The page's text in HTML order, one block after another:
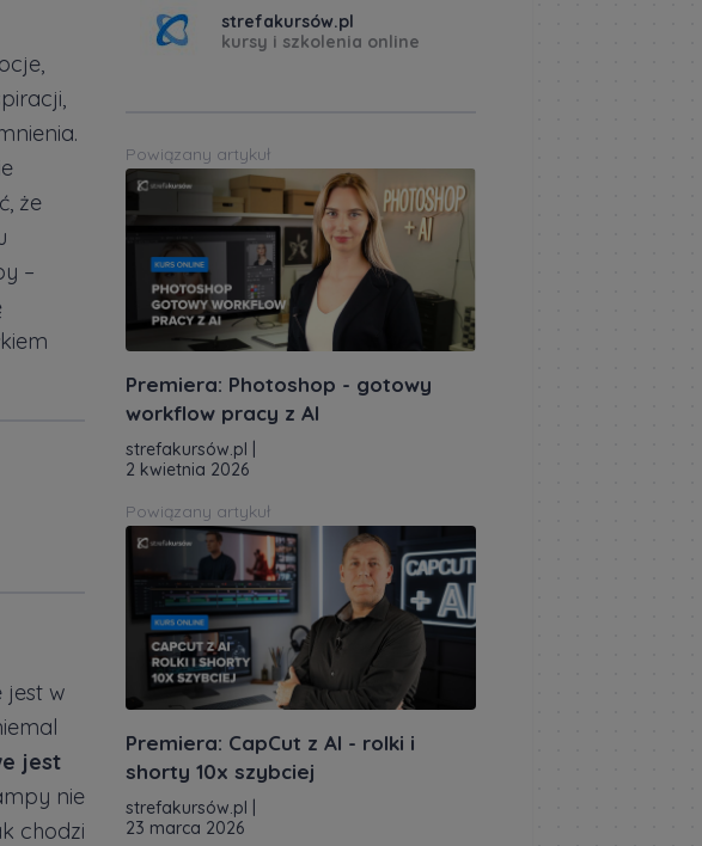
że
–
jest w
jest
nie
chodzi
strefakursów.pl
kursy i szkolenia online
Powiązany artykuł
Premiera: Photoshop - gotowy
workflow pracy z AI
strefakursów.pl
2 kwietnia 2026
Powiązany artykuł
Premiera: CapCut z AI - rolki i
shorty 10x szybciej
strefakursów.pl
23 marca 2026